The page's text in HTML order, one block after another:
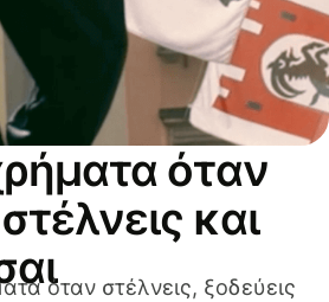
όταν
και
όταν στέλνεις, ξοδεύεις